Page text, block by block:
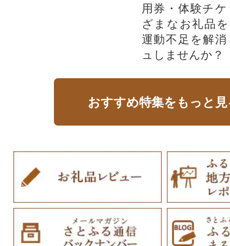
用券・体験チ
ざまなお礼品
運動不足を解
ュしませんか？
おすすめ特集をもっと